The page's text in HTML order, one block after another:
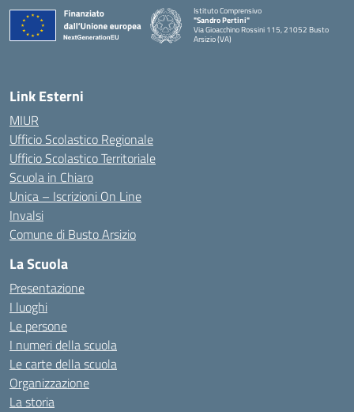
Istituto Comprensivo
"Sandro Pertini"
Via Gioacchino Rossini 115, 21052 Busto
Arsizio (VA)
Link Esterni
MIUR
Ufficio Scolastico Regionale
Ufficio Scolastico Territoriale
Scuola in Chiaro
Unica – Iscrizioni On Line
Invalsi
Comune di Busto Arsizio
La Scuola
Presentazione
I luoghi
Le persone
I numeri della scuola
Le carte della scuola
Organizzazione
La storia